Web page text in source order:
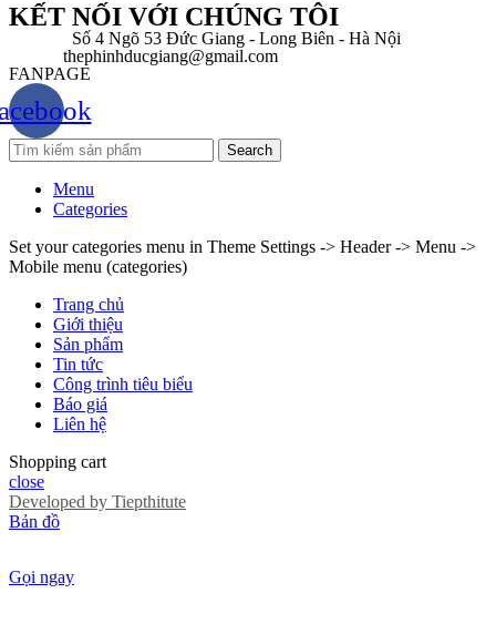
KẾT NỐI VỚI CHÚNG TÔI
Số 4 Ngõ 53 Đức Giang - Long Biên - Hà Nội
thephinhducgiang@gmail.com
FANPAGE
Search
Menu
Categories
Set your categories menu in Theme Settings -> Header -> Menu ->
Mobile menu (categories)
Trang chủ
Giới thiệu
Sản phẩm
Tin tức
Công trình tiêu biểu
Báo giá
Liên hệ
Shopping cart
close
Developed by Tiepthitute
Bản đồ
Gọi ngay